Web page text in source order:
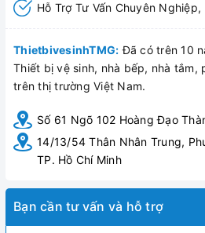
Hỗ Trợ Tư Vấn Chuyên
ThietbivesinhTMG: Đã có trên 10
Thiết bị vệ sinh, nhà bếp, nhà tắm,
trên thị trường Việt Nam.
Số 61 Ngõ 102 Hoàng Đạo
14/13/54 Thân Nhân Trung,
TP. Hồ Chí Minh
Bạn cần tư vấn và hỗ trợ